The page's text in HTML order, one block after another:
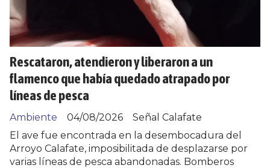
Rescataron, atendieron y liberaron a un
flamenco que había quedado atrapado por
líneas de pesca
Señal Calafate
Ambiente
04/08/2026
El ave fue encontrada en la desembocadura del
Arroyo Calafate, imposibilitada de desplazarse por
varias líneas de pesca abandonadas. Bomberos